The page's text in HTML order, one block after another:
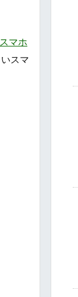
スマホ
スマ